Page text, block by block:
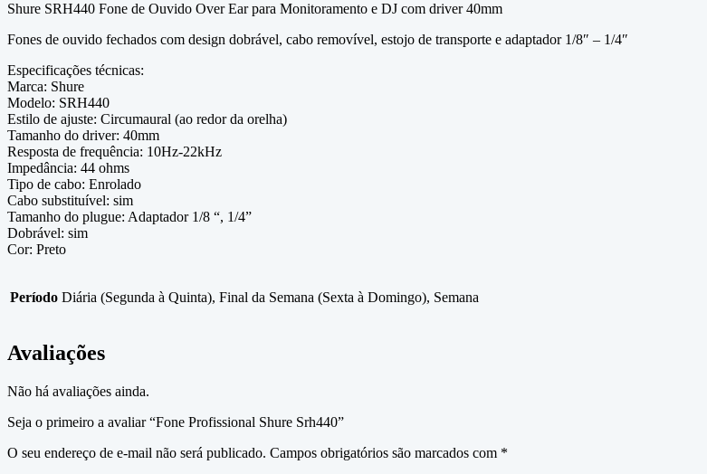
Shure SRH440 Fone de Ouvido Over Ear para Monitoramento e DJ com driver 40mm
Fones de ouvido fechados com design dobrável, cabo removível, estojo de transporte e adaptador 1/8″ – 1/4″
Especificações técnicas:
Marca: Shure
Modelo: SRH440
Estilo de ajuste: Circumaural (ao redor da orelha)
Tamanho do driver: 40mm
Resposta de frequência: 10Hz-22kHz
Impedância: 44 ohms
Tipo de cabo: Enrolado
Cabo substituível: sim
Tamanho do plugue: Adaptador 1/8 “, 1/4”
Dobrável: sim
Cor: Preto
Período Diária (Segunda à Quinta), Final da Semana (Sexta à Domingo), Semana
Avaliações
Não há avaliações ainda.
Seja o primeiro a avaliar “Fone Profissional Shure Srh440”
O seu endereço de e-mail não será publicado. Campos obrigatórios são marcados com *